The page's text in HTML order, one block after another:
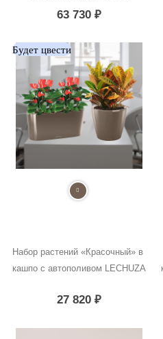
63 730₽
Будет цвести
Набор растений «Красочный» в
кашпо с автополивом LECHUZA
27 820₽